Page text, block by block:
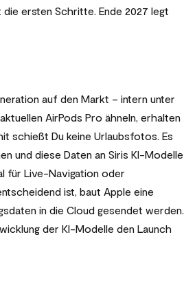
ersten Schritte. Ende 2027 legt
auf den Markt – intern unter
AirPods Pro ähneln, erhalten
schießt Du keine Urlaubsfotos. Es
und diese Daten an Siris KI-Modelle
für Live-Navigation oder
ist, baut Apple eine
in die Cloud gesendet werden.
der KI-Modelle den Launch